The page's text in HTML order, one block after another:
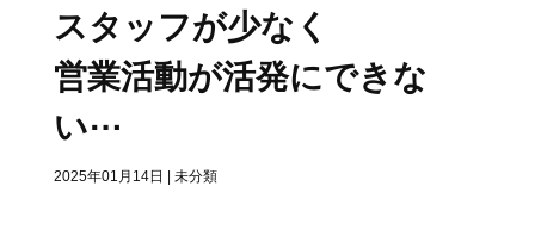
スタッフが少なく
営業活動が活発にできな
い⋯
2025年01月14日 未分類